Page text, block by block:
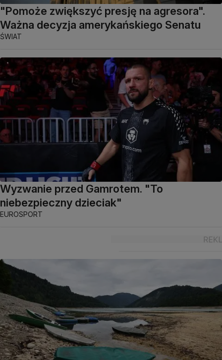
"Pomoże zwiększyć presję na agresora".
Ważna decyzja amerykańskiego Senatu
ŚWIAT
Wyzwanie przed Gamrotem. "To
niebezpieczny dzieciak"
EUROSPORT